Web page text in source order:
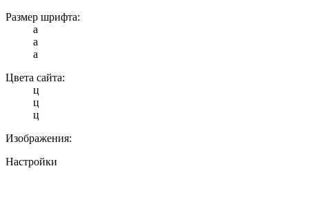
Размер шрифта:
a
a
a
Цвета сайта:
ц
ц
ц
Изображения:
Настройки